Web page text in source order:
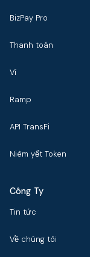
BizPay Pro
Thanh toán
Ví
Ramp
API TransFi
Niêm yết Token
Công Ty
Tin tức
Về chúng tôi